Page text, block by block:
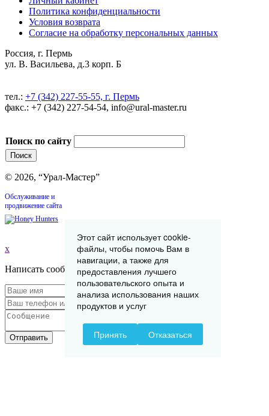
Политика конфиденциальности
Условия возврата
Согласие на обработку персональных данных
Россия, г. Пермь
ул. В. Васильева, д.3 корп. Б
тел.: +7 (342) 227-55-55, г. Пермь
факс.: +7 (342) 227-54-54, info@ural-master.ru
Поиск по сайту
© 2026, “Урал-Мастер”
Обслуживание и
продвижение сайта
x
Написать сообщение
Отправить
Этот сайт использует cookie-
файлы, чтобы помочь Вам в
навигации, а также для
предоставления лучшего
пользовательского опыта и
анализа использования наших
продуктов и услуг
Принять Отказаться